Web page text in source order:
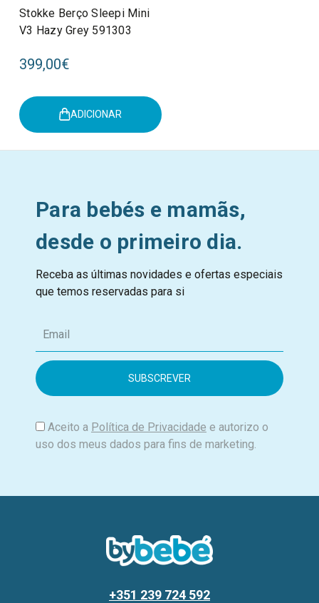
Stokke Berço Sleepi Mini
V3 Hazy Grey 591303
399,00€
ADICIONAR
Para bebés e mamãs,
desde o primeiro dia.
Receba as últimas novidades e ofertas especiais
que temos reservadas para si
m
i
Aceito a Política de Privacidade e autorizo o
uso dos meus dados para fins de marketing.
+351 239 724 592